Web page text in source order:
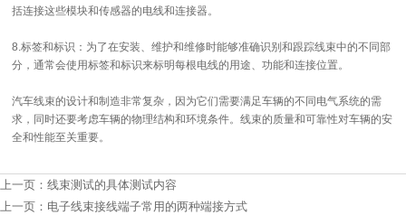
括连接这些模块和传感器的电线和连接器。
8.标签和标识：为了在安装、维护和维修时能够准确识别和跟踪线束中的不同部
分，通常会使用标签和标识来标明每根电线的用途、功能和连接位置。
汽车线束的设计和制造非常复杂，因为它们需要满足车辆的不同电气系统的需
求，同时还要考虑车辆的物理结构和环境条件。线束的质量和可靠性对车辆的安
全和性能至关重要。
上一页： 线束测试的具体测试内容
上一页： 电子线束接线端子常用的两种端接方式